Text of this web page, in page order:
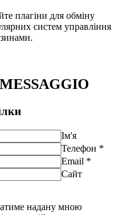
плагіни для обміну
систем управління
Ім'я
Телефон *
Email *
Сайт
надану мною